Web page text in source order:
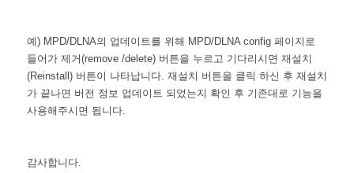
예) MPD/DLNA의 업데이트를 위해 MPD/DLNA config 페이지로
들어가 제거(remove /delete) 버튼을 누르고 기다리시면 재설치
(Reinstall) 버튼이 나타납니다. 재설치 버튼을 클릭 하신 후 재설치
가 끝나면 버전 정보 업데이트 되었는지 확인 후 기존대로 기능을
사용해주시면 됩니다.
감사합니다.